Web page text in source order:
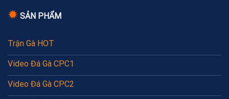
✹ SẢN PHẨM
Trận Gà HOT
Video Đá Gà CPC1
Video Đá Gà CPC2